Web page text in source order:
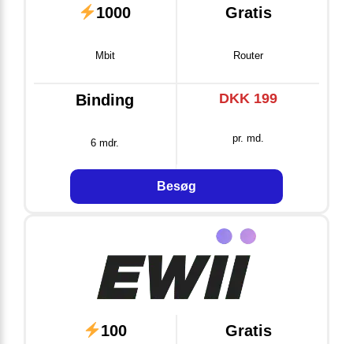
1000
Mbit
Gratis
Router
Binding
6 mdr.
DKK 199
pr. md.
Besøg
100 Gratis